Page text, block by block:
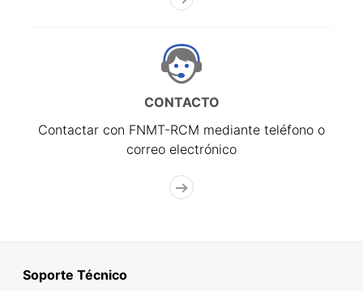
CONTACTO
Contactar con FNMT-RCM mediante teléfono o
correo electrónico
Soporte Técnico